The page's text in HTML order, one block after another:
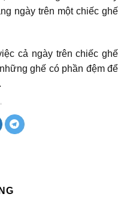
ngày trên một chiếc ghế
cả ngày trên chiếc ghế
ghế có phần đệm để